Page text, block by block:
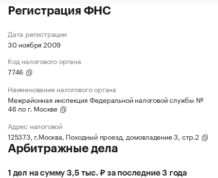
Регистрация ФНС
Дата регистрации
30 ноября 2009
Код налогового органа
7746
Наименование налогового органа
Межрайонная инспекция Федеральной налоговой службы №
46 по г. Москве
Адрес налоговой
125373, г.Москва, Походный проезд, домовладение 3, стр.2
Арбитражные дела
1 дел на сумму 3,5 тыс. ₽ за последние 3 года